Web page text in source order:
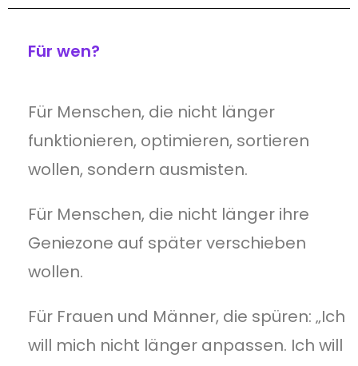
Für wen?
Für Menschen, die nicht länger
funktionieren, optimieren, sortieren
wollen, sondern ausmisten.
Für Menschen, die nicht länger ihre
Geniezone auf später verschieben
wollen.
Für Frauen und Männer, die spüren: „Ich
will mich nicht länger anpassen. Ich will